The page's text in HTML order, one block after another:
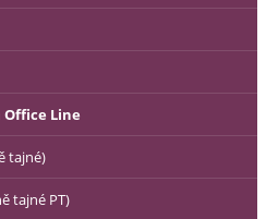
Line
tajné)
tajné PT)